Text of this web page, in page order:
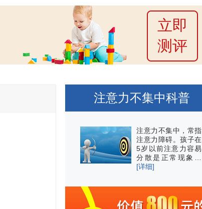
立即
测评
注意力不集中科普
注意力不集中，常指
注意力障碍。孩子在
5岁以前注意力容易
分散是正常现象…
[详细]